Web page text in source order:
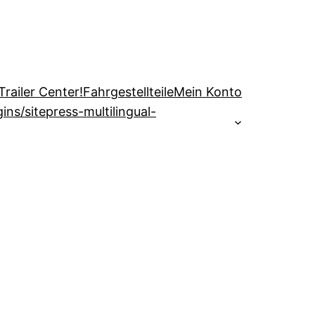
Center!FahrgestellteileMein Konto
sitepress-multilingual-